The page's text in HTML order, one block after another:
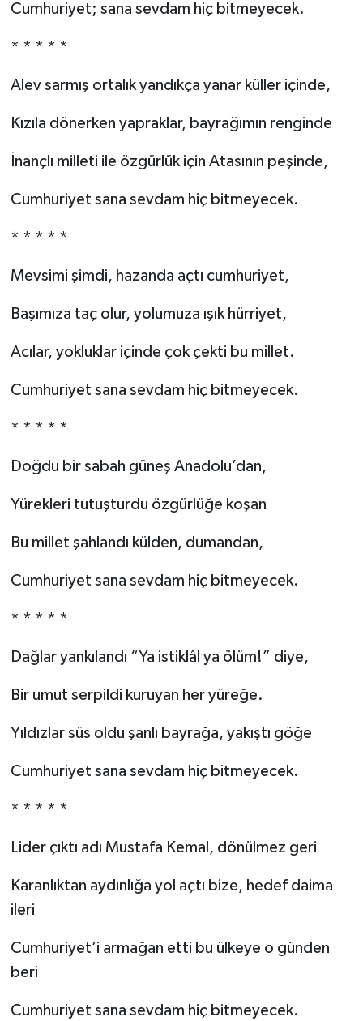
Cumhuriyet; sana sevdam hiç bitmeyecek.
* * * * *
Alev sarmış ortalık yandıkça yanar küller içinde,
Kızıla dönerken yapraklar, bayrağımın renginde
İnançlı milleti ile özgürlük için Atasının peşinde,
Cumhuriyet sana sevdam hiç bitmeyecek.
* * * * *
Mevsimi şimdi, hazanda açtı cumhuriyet,
Başımıza taç olur, yolumuza ışık hürriyet,
Acılar, yokluklar içinde çok çekti bu millet.
Cumhuriyet sana sevdam hiç bitmeyecek.
* * * * *
Doğdu bir sabah güneş Anadolu’dan,
Yürekleri tutuşturdu özgürlüğe koşan
Bu millet şahlandı külden, dumandan,
Cumhuriyet sana sevdam hiç bitmeyecek.
* * * * *
Dağlar yankılandı “Ya istiklâl ya ölüm!” diye,
Bir umut serpildi kuruyan her yüreğe.
Yıldızlar süs oldu şanlı bayrağa, yakıştı göğe
Cumhuriyet sana sevdam hiç bitmeyecek.
* * * * *
Lider çıktı adı Mustafa Kemal, dönülmez geri
Karanlıktan aydınlığa yol açtı bize, hedef daima
ileri
Cumhuriyet’i armağan etti bu ülkeye o günden
beri
Cumhuriyet sana sevdam hiç bitmeyecek.